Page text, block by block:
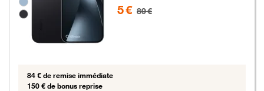
5 € 89 €
84 € de remise immédiate
150 € de bonus reprise